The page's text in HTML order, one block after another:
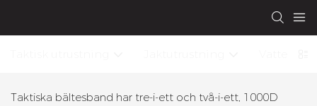
Taktiska bältesband har tre-i-ett och två-i-ett, 1000D